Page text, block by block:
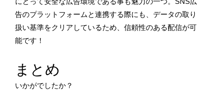
告のプラットフォームと連携する際にも、データの取り
扱い基準をクリアしているため、信頼性のある配信が可
能です！
まとめ
いかがでしたか？